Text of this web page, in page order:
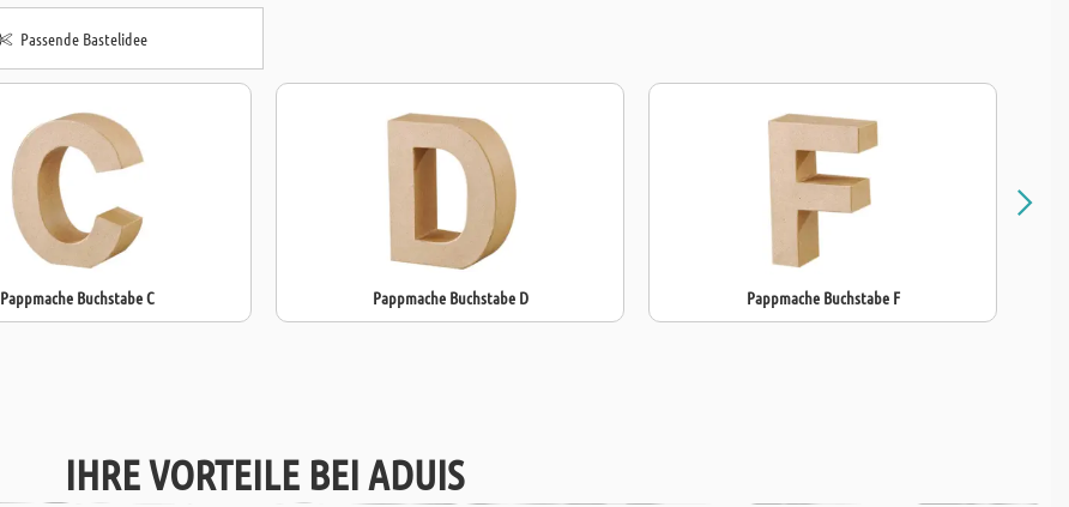
Passende Bastelidee
Pappmache Buchstabe C Pappmache Buchstabe D Pappmache Buchstabe F
IHRE VORTEILE BEI ADUIS